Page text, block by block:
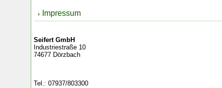
Impressum
Seifert GmbH
Industriestraße 10
74677 Dörzbach
Tel.: 07937/803300